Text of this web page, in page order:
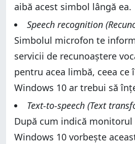
aibă acest simbol lângă ea.
Speech recognition
Simbolul microfon te
servicii de recunoaștere
pentru acea limbă, ceea ce
Windows 10 ar trebui să
Text-to-speech (Text
După cum indică monitorul
Windows 10 vorbește